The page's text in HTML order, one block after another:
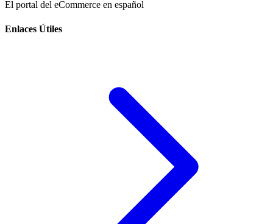
El portal del eCommerce en español
Enlaces Útiles